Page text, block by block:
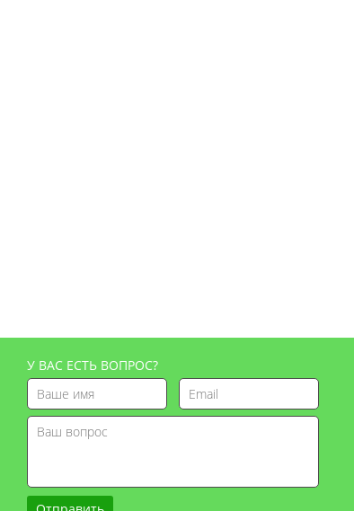
У ВАС ЕСТЬ ВОПРОС?